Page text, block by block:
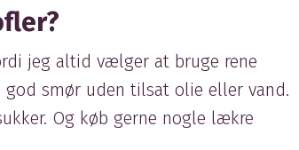
jeg altid vælger at bruge rene
smør uden tilsat olie eller vand.
Og køb gerne nogle lækre